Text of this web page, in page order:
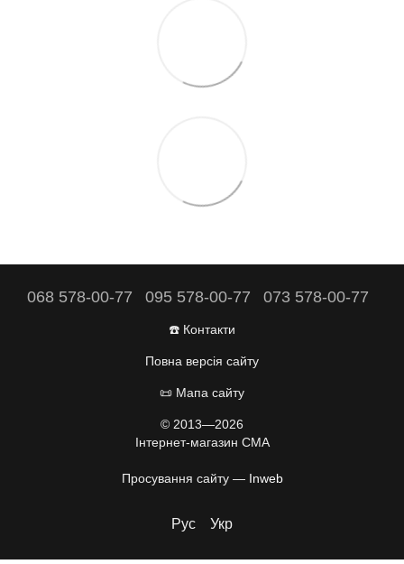
068 578-00-77 095 578-00-77 073 578-00-77
☎️ Контакти
Повна версія сайту
📜 Мапа сайту
© 2013—2026
Інтернет-магазин CMA
Просування сайту — Inweb
Рус Укр